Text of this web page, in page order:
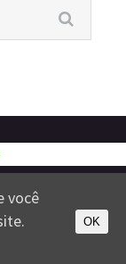
VESTIBULAR
você
OK